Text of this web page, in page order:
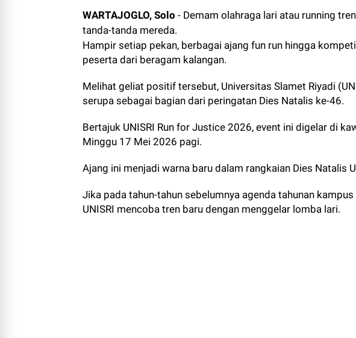
WARTAJOGLO, Solo - Demam olahraga lari atau running
tanda-tanda mereda.
Hampir setiap pekan, berbagai ajang fun run hingga
peserta dari beragam kalangan.
Melihat geliat positif tersebut, Universitas Slamet Riyadi
serupa sebagai bagian dari peringatan Dies Natalis ke-46.
Bertajuk UNISRI Run for Justice 2026, event ini digelar di
Minggu 17 Mei 2026 pagi.
Ajang ini menjadi warna baru dalam rangkaian Dies Natalis
Jika pada tahun-tahun sebelumnya agenda tahunan
UNISRI mencoba tren baru dengan menggelar lomba lari.